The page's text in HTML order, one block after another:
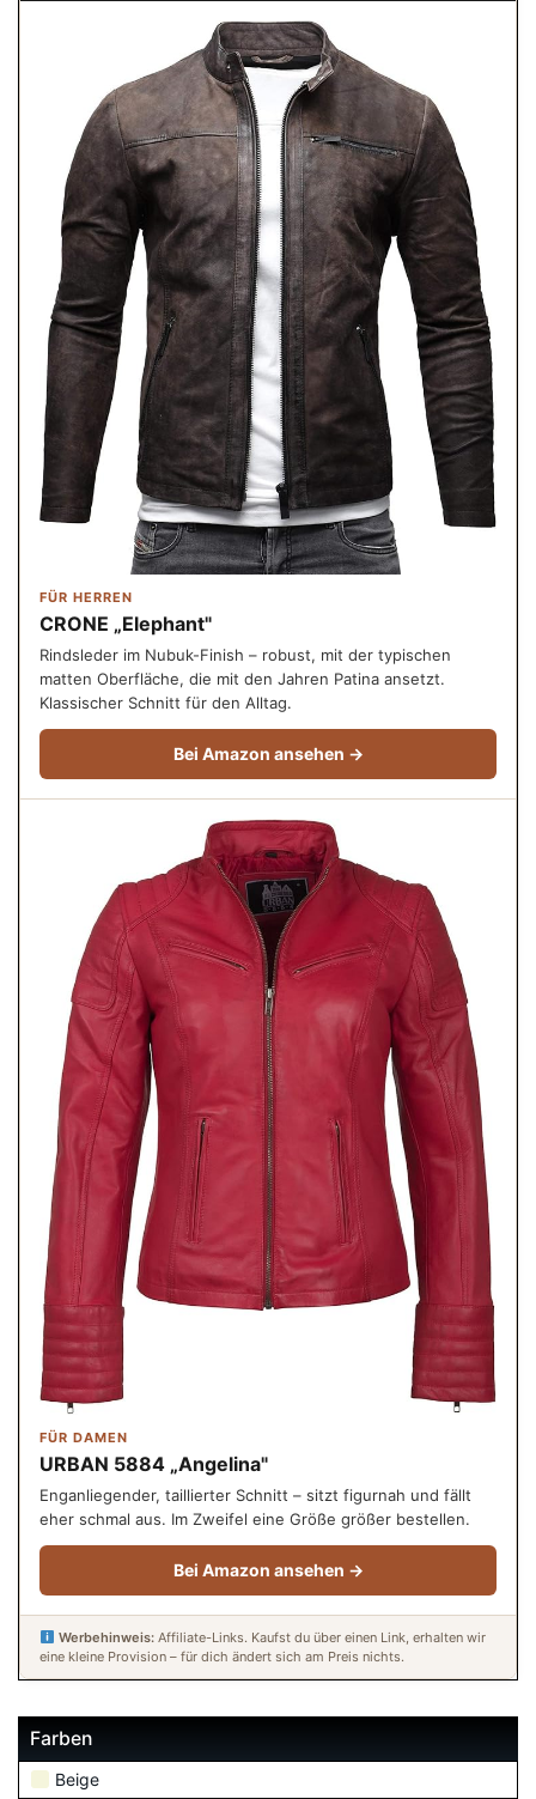
FÜR HERREN
CRONE „Elephant"
Rindsleder im Nubuk-Finish – robust, mit der typischen
matten Oberfläche, die mit den Jahren Patina ansetzt.
Klassischer Schnitt für den Alltag.
Bei Amazon ansehen →
FÜR DAMEN
URBAN 5884 „Angelina"
Enganliegender, taillierter Schnitt – sitzt figurnah und fällt
eher schmal aus. Im Zweifel eine Größe größer bestellen.
Bei Amazon ansehen →
Werbehinweis:Affiliate-Links. Kaufst du über einen Link, erhalten wir
eine kleine Provision – für dich ändert sich am Preis nichts.
Farben
Beige